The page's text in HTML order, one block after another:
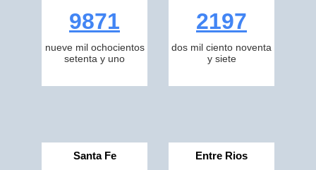
9871
nueve mil ochocientos
setenta y uno
2197
dos mil ciento noventa
y siete
Santa Fe Entre Rios